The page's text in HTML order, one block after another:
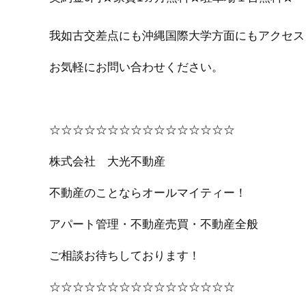
我如古交差点にも沖縄国際大学方面にもアクセ
お気軽にお問い合わせください。
☆☆☆☆☆☆☆☆☆☆☆☆☆☆☆☆
株式会社 大光不動産
不動産のことならオールマイティー！
アパート管理・不動産売買・不動産全般
ご相談お待ちしております！
☆☆☆☆☆☆☆☆☆☆☆☆☆☆☆☆